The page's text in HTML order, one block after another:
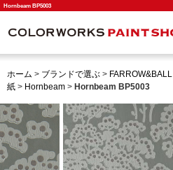
Hornbeam BP5003
ホーム > ブランドで選ぶ > FARROW&BALL
紙 > Hornbeam > Hornbeam BP5003